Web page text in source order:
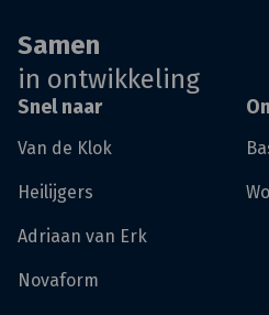
Samen
in ontwikkeling
Snel naar
Van de Klok
Heilijgers
Adriaan van Erk
Novaform